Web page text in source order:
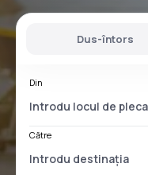
Dus-întors
Din
Către